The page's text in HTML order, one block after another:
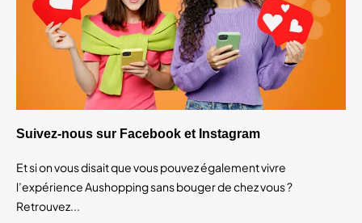
Suivez-nous sur Facebook et Instagram
Et si on vous disait que vous pouvez également vivre
l’expérience Aushopping sans bouger de chez vous ?
Retrouvez...